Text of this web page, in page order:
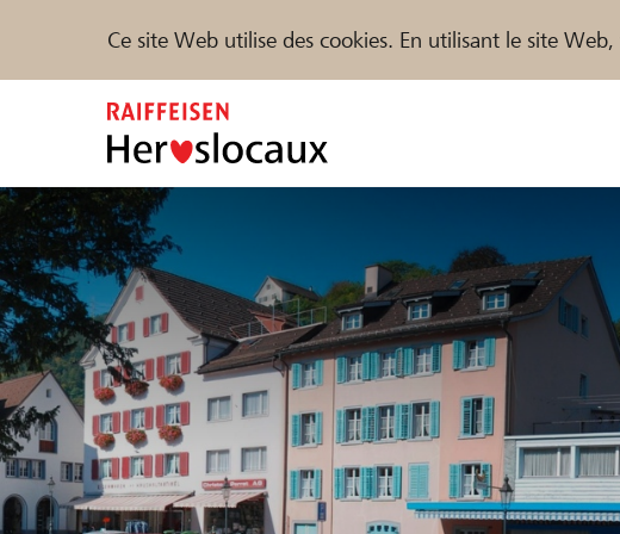
Ce site Web utilise des cookies. En utilisant le site
Parrainer
Trouvez des projets et des organisations
DE FR IT